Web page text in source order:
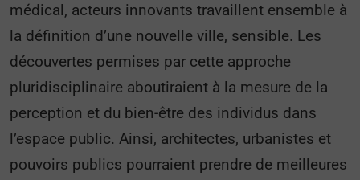
médical, acteurs innovants travaillent ensemble à
la définition d’une nouvelle ville, sensible. Les
découvertes permises par cette approche
pluridisciplinaire aboutiraient à la mesure de la
perception et du bien-être des individus dans
l’espace public. Ainsi, architectes, urbanistes et
pouvoirs publics pourraient prendre de meilleures